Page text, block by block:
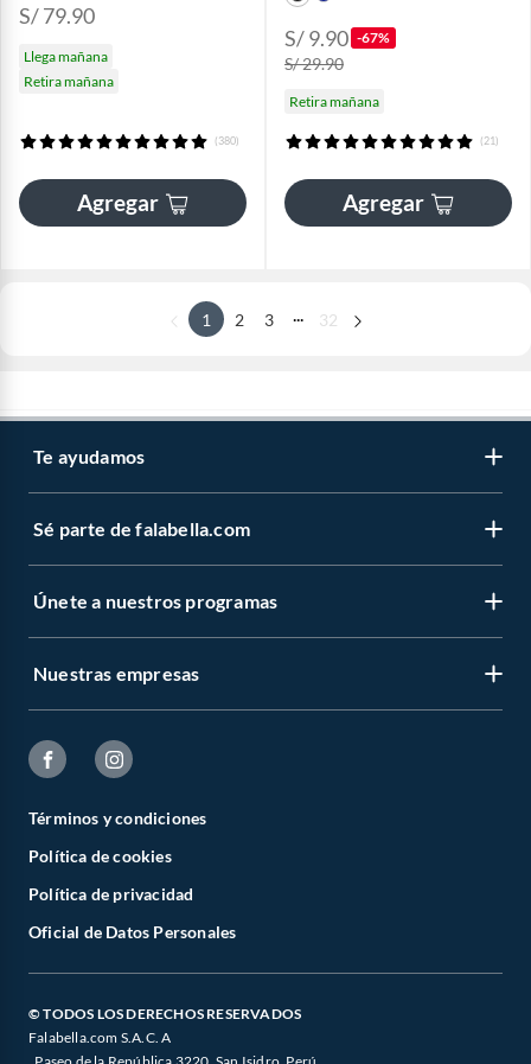
S/ 79.90
Llega mañana
Retira mañana
(380)
Agregar
S/ 9.90 -67%
S/ 29.90
Retira mañana
(21)
Agregar
1 2 3 ... 32
Te ayudamos
Sé parte de falabella.com
Únete a nuestros programas
Nuestras empresas
Términos y condiciones
Política de cookies
Política de privacidad
Oficial de Datos Personales
© TODOS LOS DERECHOS RESERVADOS
Falabella.com S.A.C. A